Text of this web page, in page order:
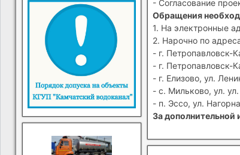
- Согласование
Обращения
1. На электронные
2. Нарочно по
- г. Петропавловск-
- г. Петропавловск-
- г. Елизово, ул.
- с. Мильково, ул.
- п. Эссо, ул.
За